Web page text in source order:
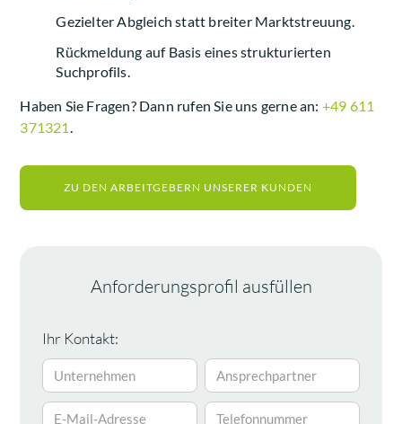
Gezielter Abgleich statt breiter Marktstreuung.
Rückmeldung auf Basis eines strukturierten
Suchprofils.
Haben Sie Fragen? Dann rufen Sie uns gerne an: +49 611
371321
ZU DEN ARBEITGEBERN UNSERER KUNDEN
Anforderungsprofil ausfüllen
Ihr Kontakt: